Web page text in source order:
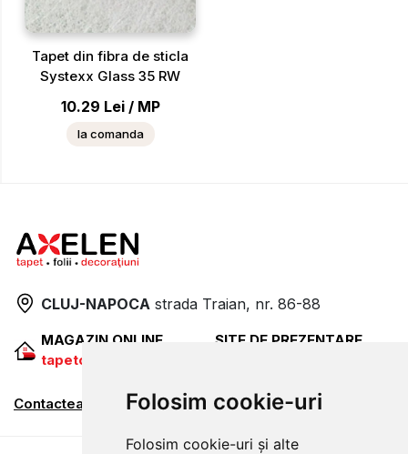
Folosim cookie-uri
Folosim cookie-uri și alte
Tapet din fibra de sticla
Systexx Glass 35 RW
10.29 Lei / MP
la comanda
CLUJ-NAPOCA strada Traian, nr. 86-88
MAGAZIN ONLINE
tapetcugarantie.ro
SITE DE PREZENTARE
Contactează-ne